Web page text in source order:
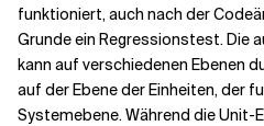
funktioniert, auch nach der
Grunde ein Regressionstest. Die
kann auf verschiedenen Ebenen
auf der Ebene der Einheiten, der
Systemebene. Während die Unit-